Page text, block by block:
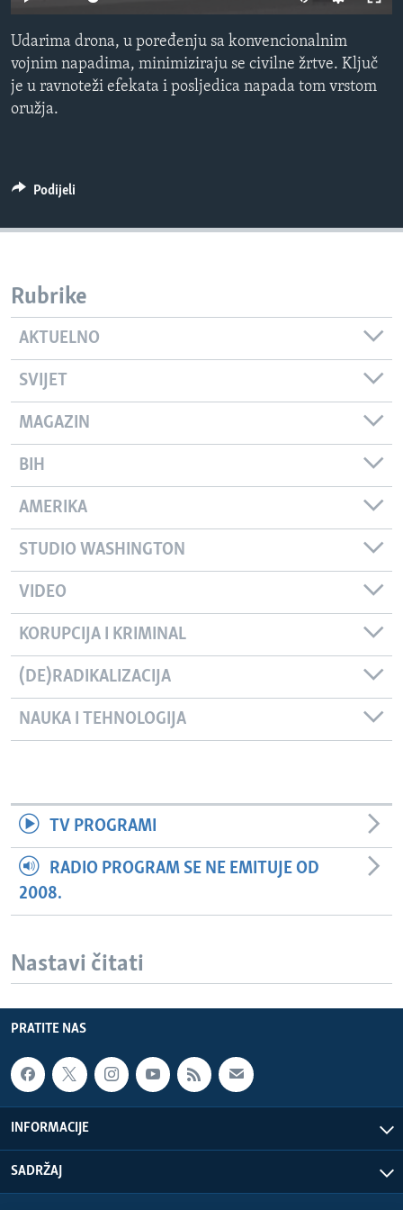
MAGAZIN
O GLASU AMERIKE
Learning English
Jezici
Udarima drona, u poređenju sa konvencionalnim
vojnim napadima, minimiziraju se civilne žrtve. Ključ
je u ravnoteži efekata i posljedica napada tom vrstom
oružja.
Podijeli
Rubrike
AKTUELNO
SVIJET
MAGAZIN
BIH
AMERIKA
STUDIO WASHINGTON
VIDEO
KORUPCIJA I KRIMINAL
(DE)RADIKALIZACIJA
NAUKA I TEHNOLOGIJA
TV PROGRAMI
RADIO PROGRAM SE NE EMITUJE OD
2008.
Nastavi čitati
PRATITE NAS
INFORMACIJE
SADRŽAJ